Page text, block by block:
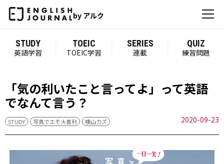
by アルク
STUDY
英語学習
TOEIC
TOEIC学習
SERIES
連載
QUIZ
練習問題
「気の利いたこと言ってよ」って英語
でなんて言う？
STUDY 写真でエモ大喜利 横山カズ 2020-09-23